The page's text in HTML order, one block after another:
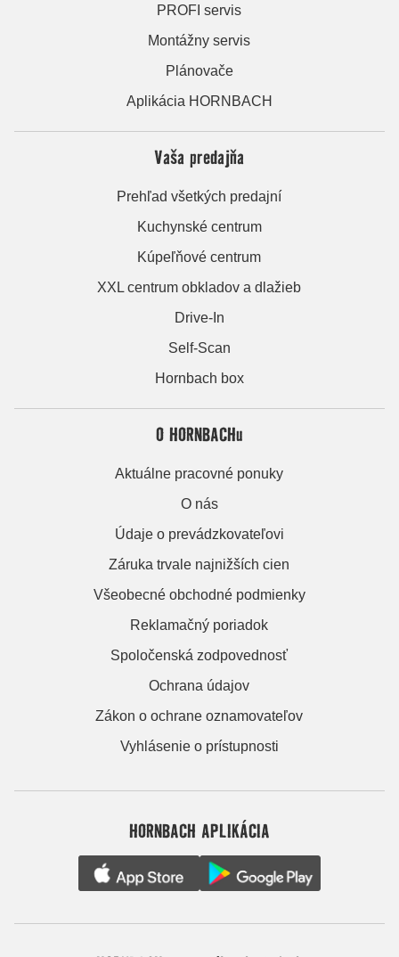
PROFI servis
Montážny servis
Plánovače
Aplikácia HORNBACH
Vaša predajňa
Prehľad všetkých predajní
Kuchynské centrum
Kúpeľňové centrum
XXL centrum obkladov a dlažieb
Drive-In
Self-Scan
Hornbach box
O HORNBACHu
Aktuálne pracovné ponuky
O nás
Údaje o prevádzkovateľovi
Záruka trvale najnižších cien
Všeobecné obchodné podmienky
Reklamačný poriadok
Spoločenská zodpovednosť
Ochrana údajov
Zákon o ochrane oznamovateľov
Vyhlásenie o prístupnosti
HORNBACH APLIKÁCIA